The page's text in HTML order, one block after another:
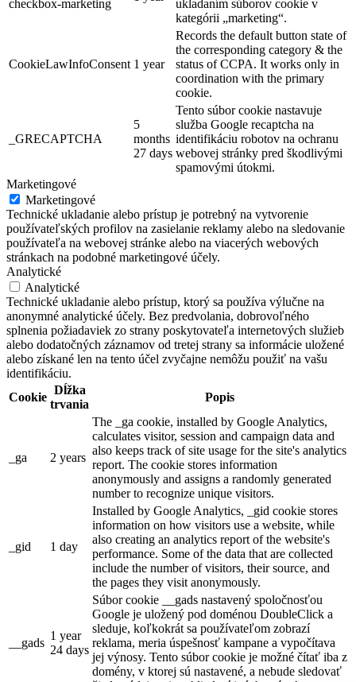
checkbox-marketing
ukladaním súborov cookie v
kategórii „marketing“.
CookieLawInfoConsent 1 year
Records the default button state of
the corresponding category & the
status of CCPA. It works only in
coordination with the primary
cookie.
_GRECAPTCHA
5
months
27 days
Tento súbor cookie nastavuje
služba Google recaptcha na
identifikáciu robotov na ochranu
webovej stránky pred škodlivými
spamovými útokmi.
Marketingové
Marketingové
Technické ukladanie alebo prístup je potrebný na vytvorenie
používateľských profilov na zasielanie reklamy alebo na sledovanie
používateľa na webovej stránke alebo na viacerých webových
stránkach na podobné marketingové účely.
Analytické
Analytické
Technické ukladanie alebo prístup, ktorý sa používa výlučne na
anonymné analytické účely. Bez predvolania, dobrovoľného
splnenia požiadaviek zo strany poskytovateľa internetových služieb
alebo dodatočných záznamov od tretej strany sa informácie uložené
alebo získané len na tento účel zvyčajne nemôžu použiť na vašu
identifikáciu.
Cookie
Dĺžka
trvania
Popis
_ga 2 years
The _ga cookie, installed by Google Analytics,
calculates visitor, session and campaign data and
also keeps track of site usage for the site's analytics
report. The cookie stores information
anonymously and assigns a randomly generated
number to recognize unique visitors.
_gid 1 day
Installed by Google Analytics, _gid cookie stores
information on how visitors use a website, while
also creating an analytics report of the website's
performance. Some of the data that are collected
include the number of visitors, their source, and
the pages they visit anonymously.
__gads
1 year
24 days
Súbor cookie __gads nastavený spoločnosťou
Google je uložený pod doménou DoubleClick a
sleduje, koľkokrát sa používateľom zobrazí
reklama, meria úspešnosť kampane a vypočítava
jej výnosy. Tento súbor cookie je možné čítať iba z
domény, v ktorej sú nastavené, a nebude sledovať